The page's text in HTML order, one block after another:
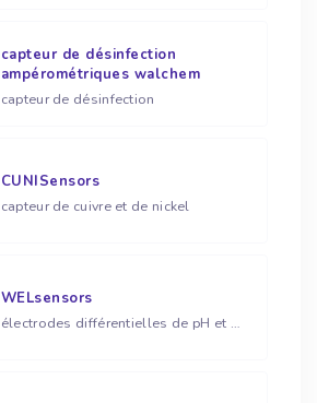
capteur de désinfection
ampérométriques walchem
capteur de désinfection
CUNISensors
capteur de cuivre et de nickel
WELsensors
électrodes différentielles de pH et ORP